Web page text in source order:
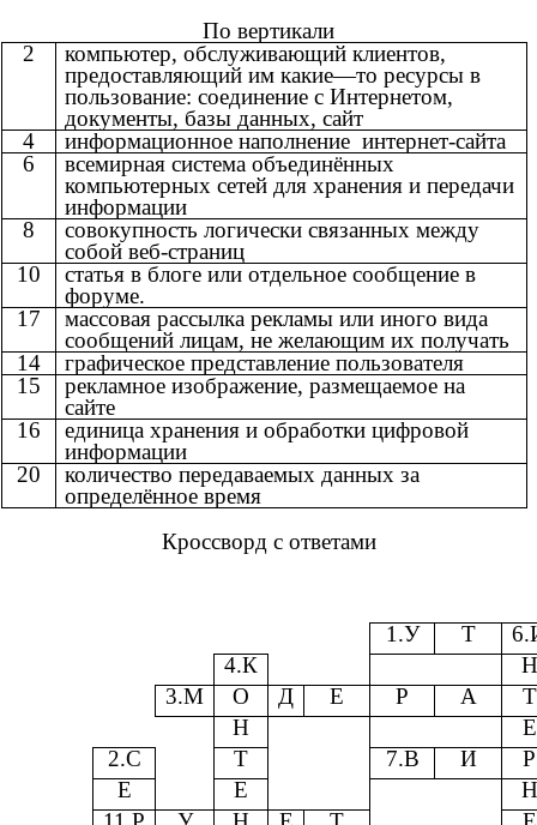
По вертикали
2
компьютер, обслуживающий клиентов,
предоставляющий им какие—то ресурсы в
пользование: соединение с Интернетом,
документы, базы данных, сайт
4
информационное наполнение интернет-сайта
6
всемирная система объединённых
компьютерных сетей для хранения и передачи
информации
8
совокупность логически связанных между
собой веб-страниц
10
статья в блоге или отдельное сообщение в
форуме.
17
массовая рассылка рекламы или иного вида
сообщений лицам, не желающим их получать
14
графическое представление пользователя
15
рекламное изображение, размещаемое на
сайте
16
единица хранения и обработки цифровой
информации
20
количество передаваемых данных за
определённое время
Кроссворд с ответами
1.У Т
4.К
Н
3.М
О Д Е Р А
Т
Н
Е
2.С
Т 7.В И
Р
Е
Е
Н